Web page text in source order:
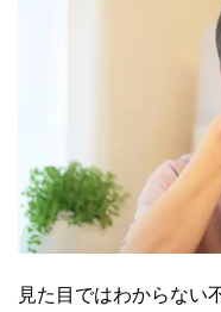
見た目ではわからない